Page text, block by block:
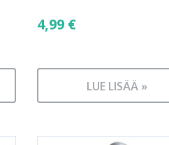
4,99 €
LUE LISÄÄ »